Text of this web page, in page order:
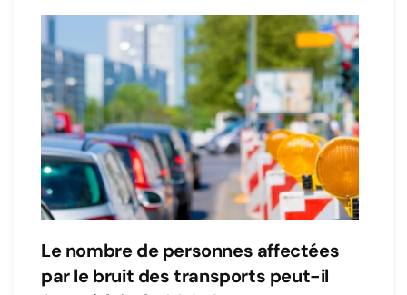
Le nombre de personnes affectées
par le bruit des transports peut-il